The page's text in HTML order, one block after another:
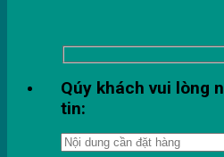
Qúy khách vui lòng
tin: